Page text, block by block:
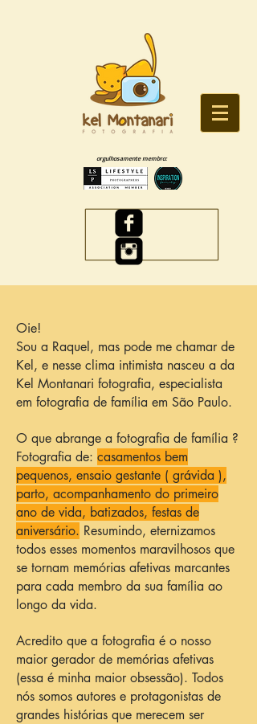
orgulhosamente membro:
Oie!
Sou a Raquel, mas pode me chamar de
Kel, e nesse clima intimista nasceu a da
Kel Montanari fotografia, especialista
em fotografia de família em São Paulo.
O que abrange a fotografia de família ?
Fotografia de: casamentos bem
pequenos, ensaio gestante ( grávida ),
parto, acompanhamento do primeiro
ano de vida, batizados, festas de
aniversário. Resumindo, eternizamos
todos esses momentos maravilhosos que
se tornam memórias afetivas marcantes
para cada membro da sua família ao
longo da vida.
Acredito que a fotografia é o nosso
maior gerador de memórias afetivas
(essa é minha maior obsessão). Todos
nós somos autores e protagonistas de
grandes histórias que merecem ser